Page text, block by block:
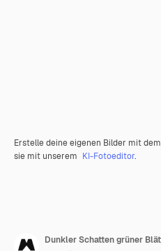
Erstelle deine eigenen Bilder mit dem
sie mit unserem KI-Fotoeditor.